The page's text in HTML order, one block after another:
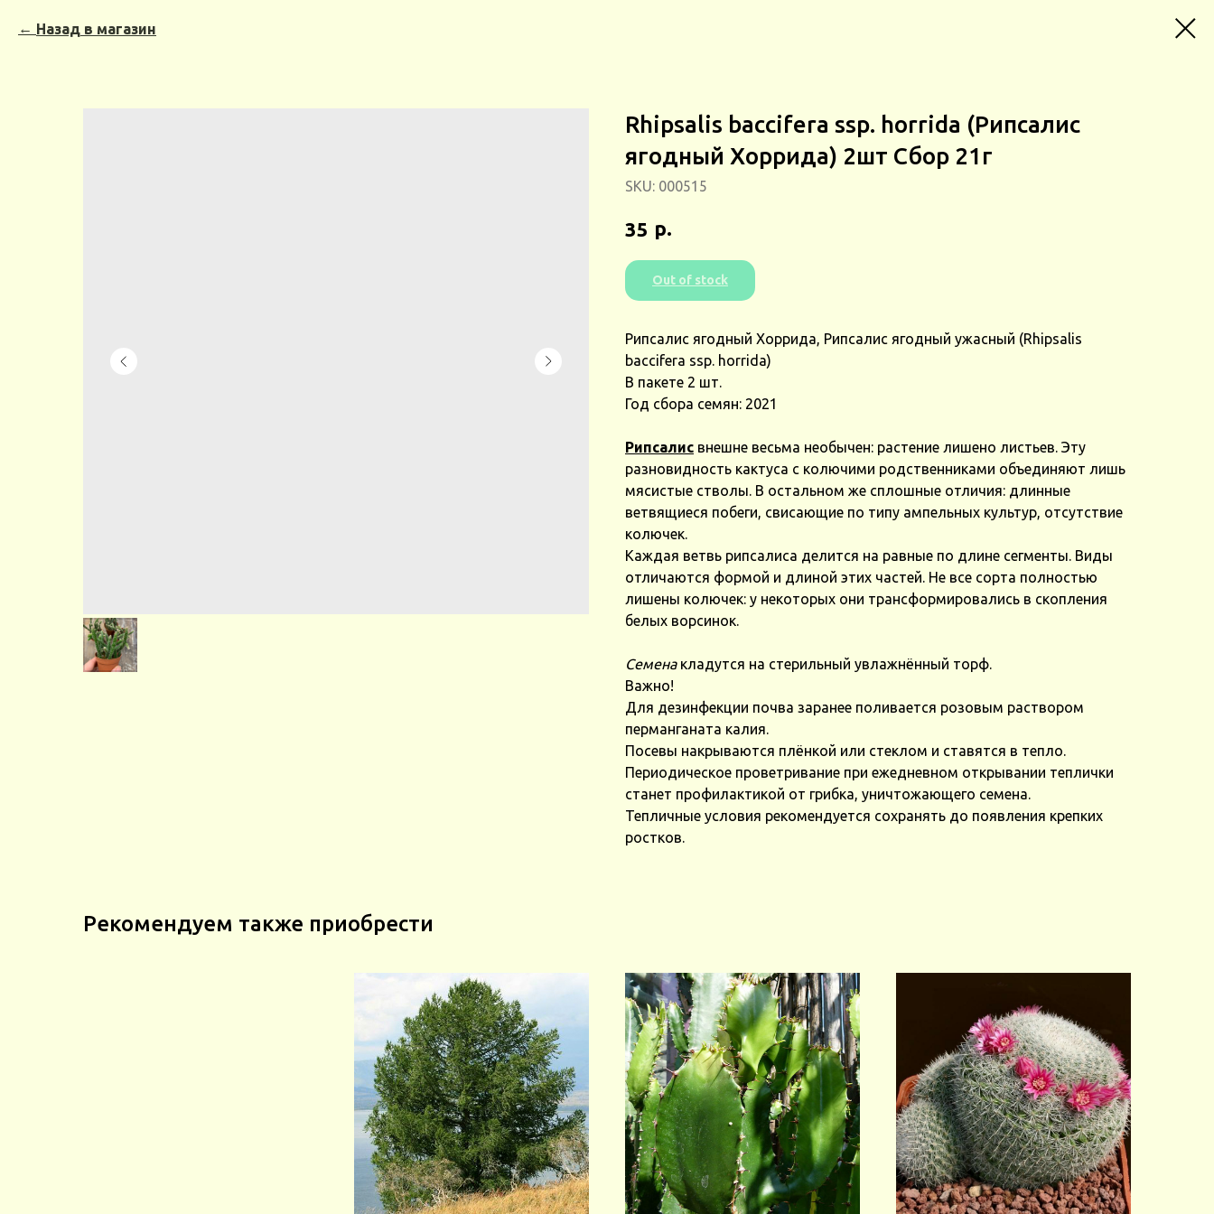
Назад в магазин
Rhipsalis baccifera ssp. horrida (Рипсалис
ягодный Хоррида) 2шт Сбор 21г
SKU: 000515
35 р.
Out of stock
Рипсалис ягодный Хоррида, Рипсалис ягодный ужасный (Rhipsalis
baccifera ssp. horrida)
В пакете 2 шт.
Год сбора семян: 2021
Рипсалис внешне весьма необычен: растение лишено листьев. Эту
разновидность кактуса с колючими родственниками объединяют лишь
мясистые стволы. В остальном же сплошные отличия: длинные
ветвящиеся побеги, свисающие по типу ампельных культур, отсутствие
колючек.
Каждая ветвь рипсалиса делится на равные по длине сегменты. Виды
отличаются формой и длиной этих частей. Не все сорта полностью
лишены колючек: у некоторых они трансформировались в скопления
белых ворсинок.
Семенакладутся на стерильный увлажнённый торф.
Важно!
Для дезинфекции почва заранее поливается розовым раствором
перманганата калия.
Посевы накрываются плёнкой или стеклом и ставятся в тепло.
Периодическое проветривание при ежедневном открывании теплички
станет профилактикой от грибка, уничтожающего семена.
Тепличные условия рекомендуется сохранять до появления крепких
ростков.
Рекомендуем также приобрести